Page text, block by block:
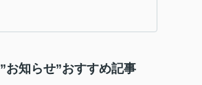
”お知らせ”おすすめ記事